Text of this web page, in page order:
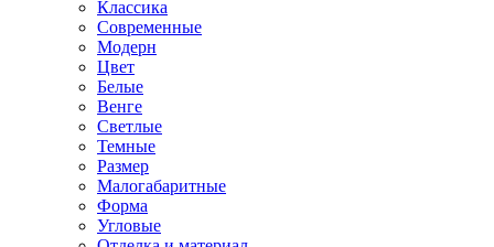
Классика
Современные
Модерн
Цвет
Белые
Венге
Светлые
Темные
Размер
Малогабаритные
Форма
Угловые